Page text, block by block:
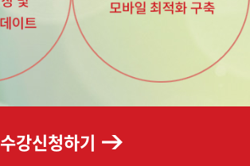
수강신청하기